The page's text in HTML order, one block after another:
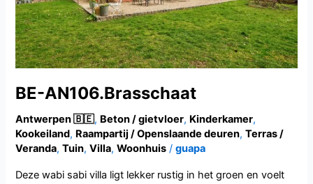
BE-AN106.Brasschaat
Antwerpen 🇧🇪, Beton / gietvloer, Kinderkamer,
Kookeiland, Raampartij / Openslaande deuren,Terras /
Veranda,Tuin,Villa,Woonhuis /guapa
Deze wabi sabi villa ligt lekker rustig in het groen en voelt